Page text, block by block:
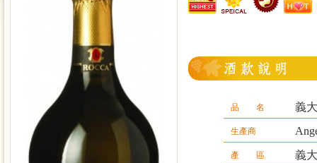
品 名 義
生產商
產 區 義